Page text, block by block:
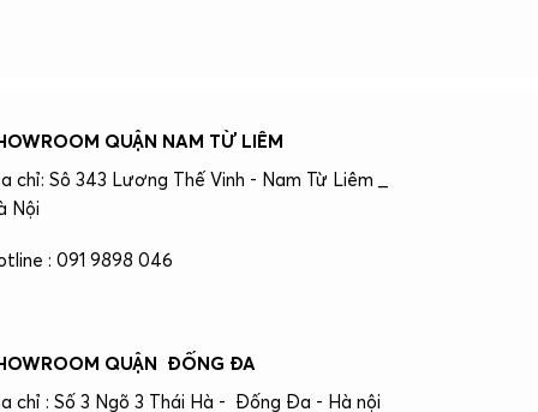
QUẬN NAM TỪ LIÊM
chỉ: Sô 343 Lương Thế Vinh - Nam Từ Liêm _
Nội
: 091 9898 046
QUẬN ĐỐNG ĐA
chỉ : Số 3 Ngõ 3 Thái Hà - Đống Đa - Hà nội